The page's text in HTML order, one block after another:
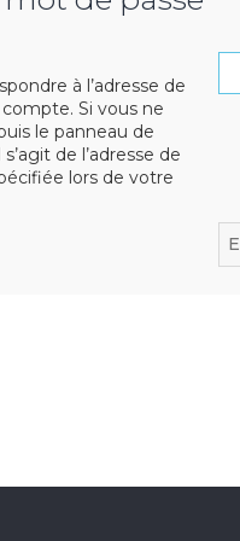
à l’adresse de
Si vous ne
le panneau de
de l’adresse de
lors de votre